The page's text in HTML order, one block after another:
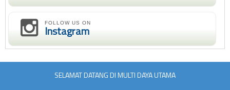
FOLLOW US ON
Instagram
SELAMAT DATANG DI MULTI DAYA UTAMA